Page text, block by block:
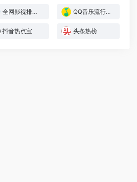
全网影视排行榜 QQ音乐流行指数榜
抖音热点宝 头条热榜